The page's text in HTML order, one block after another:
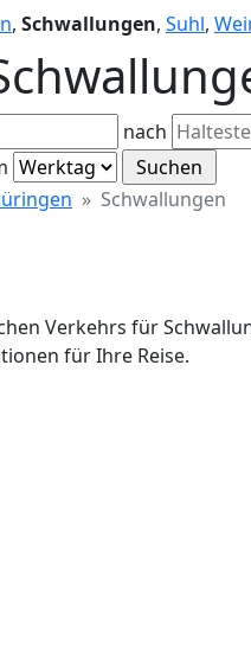
, Schwallungen, Suhl,
nach
Schwallungen
Verkehrs für
für Ihre Reise.